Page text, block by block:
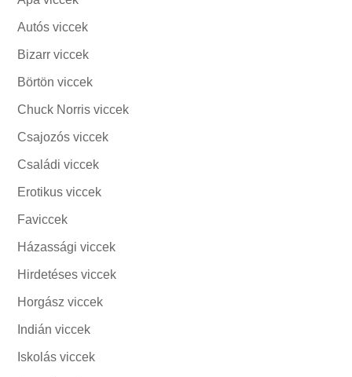
Autós viccek
Bizarr viccek
Börtön viccek
Chuck Norris viccek
Csajozós viccek
Családi viccek
Erotikus viccek
Faviccek
Házassági viccek
Hirdetéses viccek
Horgász viccek
Indián viccek
Iskolás viccek